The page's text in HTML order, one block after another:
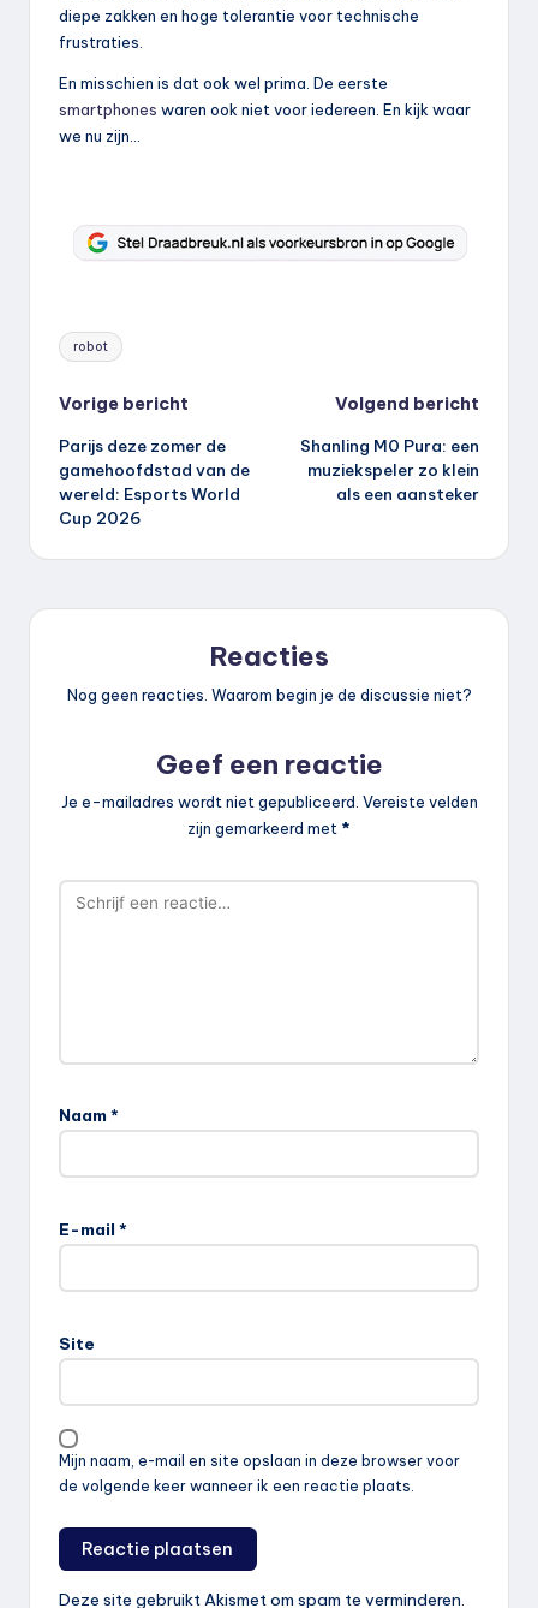
diepe zakken en hoge tolerantie voor technische
frustraties.
En misschien is dat ook wel prima. De eerste
smartphones waren ook niet voor iedereen. En kijk waar
we nu zijn…
Tags:
robot
Bericht
navigatie
Vorige bericht
Parijs deze zomer de
gamehoofdstad van de
wereld: Esports World
Cup 2026
Volgend bericht
Shanling M0 Pura: een
muziekspeler zo klein
als een aansteker
Reacties
Nog geen reacties. Waarom begin je de discussie niet?
Geef een reactie
Je e-mailadres wordt niet gepubliceerd. Vereiste velden
zijn gemarkeerd met *
Naam *
E-mail *
Site
Mijn naam, e-mail en site opslaan in deze browser voor
de volgende keer wanneer ik een reactie plaats.
Deze site gebruikt Akismet om spam te verminderen.